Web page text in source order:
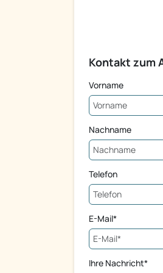
Kontakt zum
Vorname
Nachname
Telefon
E-Mail*
Ihre Nachricht*